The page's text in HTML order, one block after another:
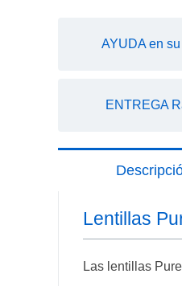
AYUDA en
ENTREGA
Lentillas
Las lentillas